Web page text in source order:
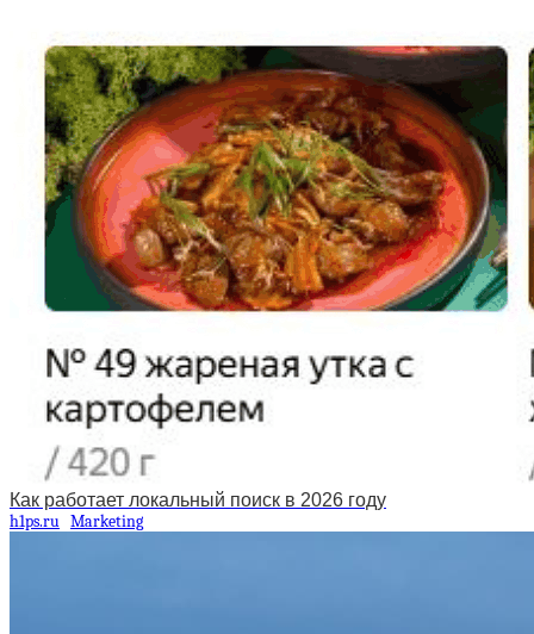
Как работает локальный поиск в 2026 году
h1ps.ru Marketing